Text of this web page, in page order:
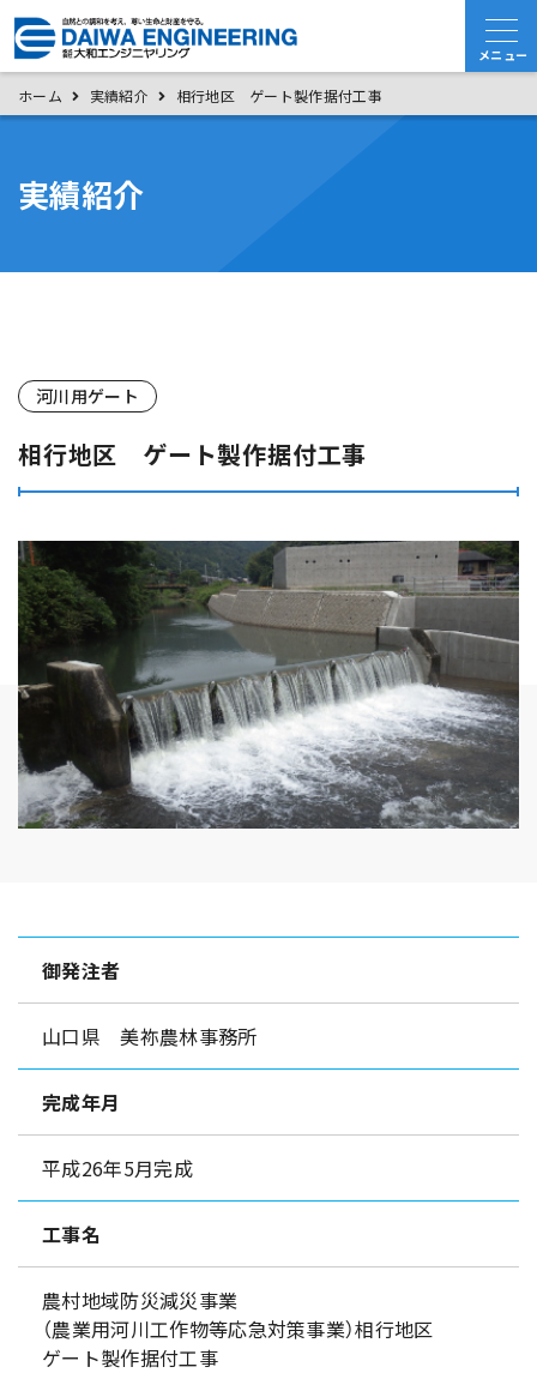
ホーム 実績紹介 相行地区 ゲート製作据付工事
実績紹介
河川用ゲート
相行地区 ゲート製作据付工事
御発注者
山口県 美祢農林事務所
完成年月
平成26年5月完成
工事名
農村地域防災減災事業
（農業用河川工作物等応急対策事業）相行地区
ゲート製作据付工事